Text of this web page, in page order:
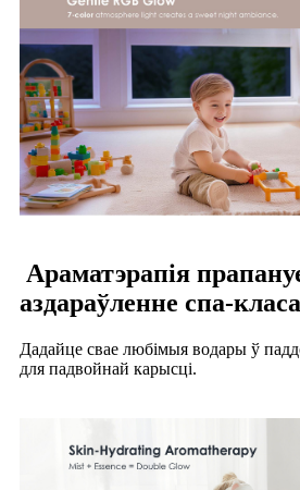
Араматэрапія
аздараўленне спа-класа
Дадайце свае любімыя водары ў
для падвойнай карысці.